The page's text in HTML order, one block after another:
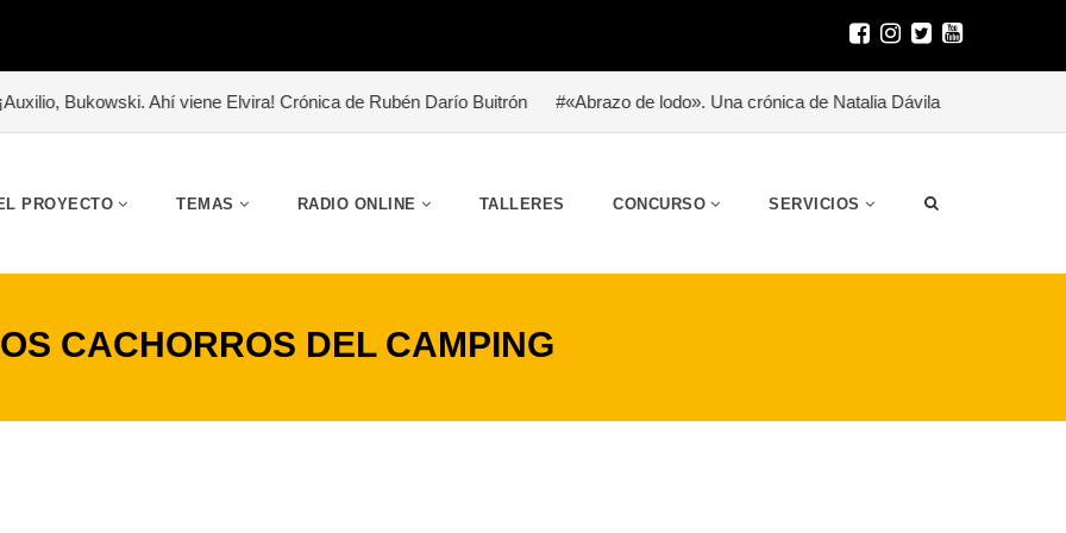
Bukowski. Ahí viene Elvira! Crónica de Rubén Darío Buitrón #«Abrazo de lodo». Una crónica de Natalia Dávila #Besitoterapia
PROYECTO TEMAS RADIO ONLINE TALLERES CONCURSO SERVICIOS
CACHORROS DEL CAMPING